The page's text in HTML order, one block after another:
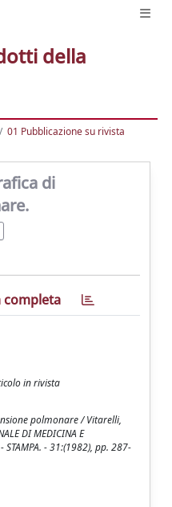
della
01 Pubblicazione su rivista
di
completa
in rivista
polmonare / Vitarelli,
DI MEDICINA E
STAMPA. - 31:(1982), pp. 287-